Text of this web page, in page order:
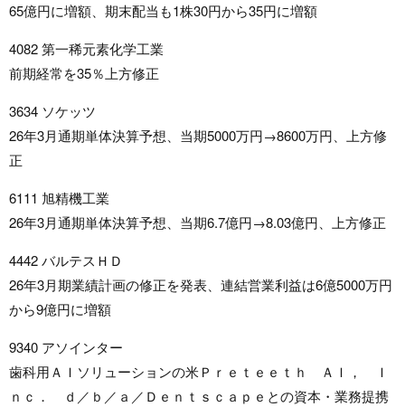
65億円に増額、期末配当も1株30円から35円に増額
4082 第一稀元素化学工業
前期経常を35％上方修正
3634 ソケッツ
26年3月通期単体決算予想、当期5000万円→8600万円、上方修
正
6111 旭精機工業
26年3月通期単体決算予想、当期6.7億円→8.03億円、上方修正
4442 バルテスＨＤ
26年3月期業績計画の修正を発表、連結営業利益は6億5000万円
から9億円に増額
9340 アソインター
歯科用ＡＩソリューションの米Ｐｒｅｔｅｅｔｈ ＡＩ， Ｉ
ｎｃ． ｄ／ｂ／ａ／Ｄｅｎｔｓｃａｐｅとの資本・業務提携